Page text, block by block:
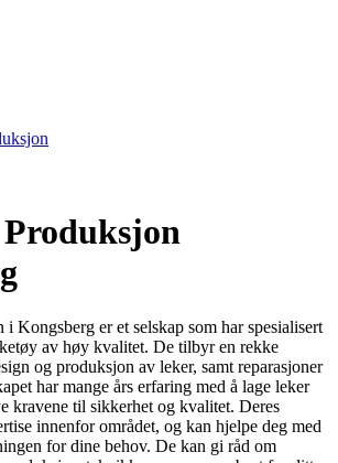
Kongsberg er et selskap som har spesialisert
av høy kvalitet. De tilbyr en rekke
og produksjon av leker, samt reparasjoner
har mange års erfaring med å lage leker
kravene til sikkerhet og kvalitet. Deres
innenfor området, og kan hjelpe deg med
for dine behov. De kan gi råd om